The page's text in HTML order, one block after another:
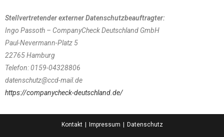
Stellvertretender externer Datenschutzbeauftragter:
Ingo Passoth – CompanyCheck Deutschland GmbH
Paul-Nevermann-Platz 5
22765 Hamburg
Telefon: 0159-04328806
datenschutz@ccd-mail.de
https://companycheck-deutschland.de/
Kontakt Impressum Datenschutz